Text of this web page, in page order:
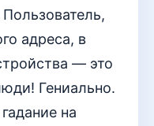
адреса, в
— это
Гениально.
на